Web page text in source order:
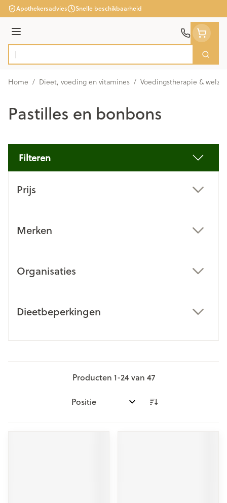
Ga naar de inhoud
Apothekersadvies Snelle beschikbaarheid
Menu
Product, merk, categorie...
Zoek
Home / Dieet, voeding en vitamines / Voedingstherapie &
Pastilles en bonbons
Filteren
Prijs
Merken
Organisaties
Dieetbeperkingen
Producten 1-24van 47
Sorteer op: